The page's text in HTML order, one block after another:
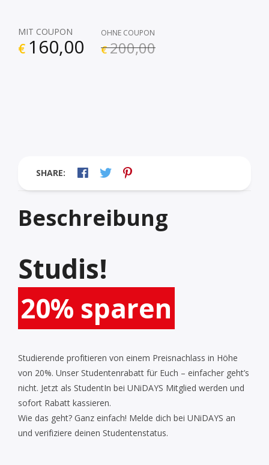
MIT COUPON
€ 160,00
OHNE COUPON
€ 200,00
SHARE:
Beschreibung
Studis!
20% sparen
Studierende profitieren von einem Preisnachlass in Höhe
von 20%. Unser Studentenrabatt für Euch – einfacher geht’s
nicht. Jetzt als StudentIn bei UNiDAYS Mitglied werden und
sofort Rabatt kassieren.
Wie das geht? Ganz einfach! Melde dich bei UNiDAYS an
und verifiziere deinen Studentenstatus.